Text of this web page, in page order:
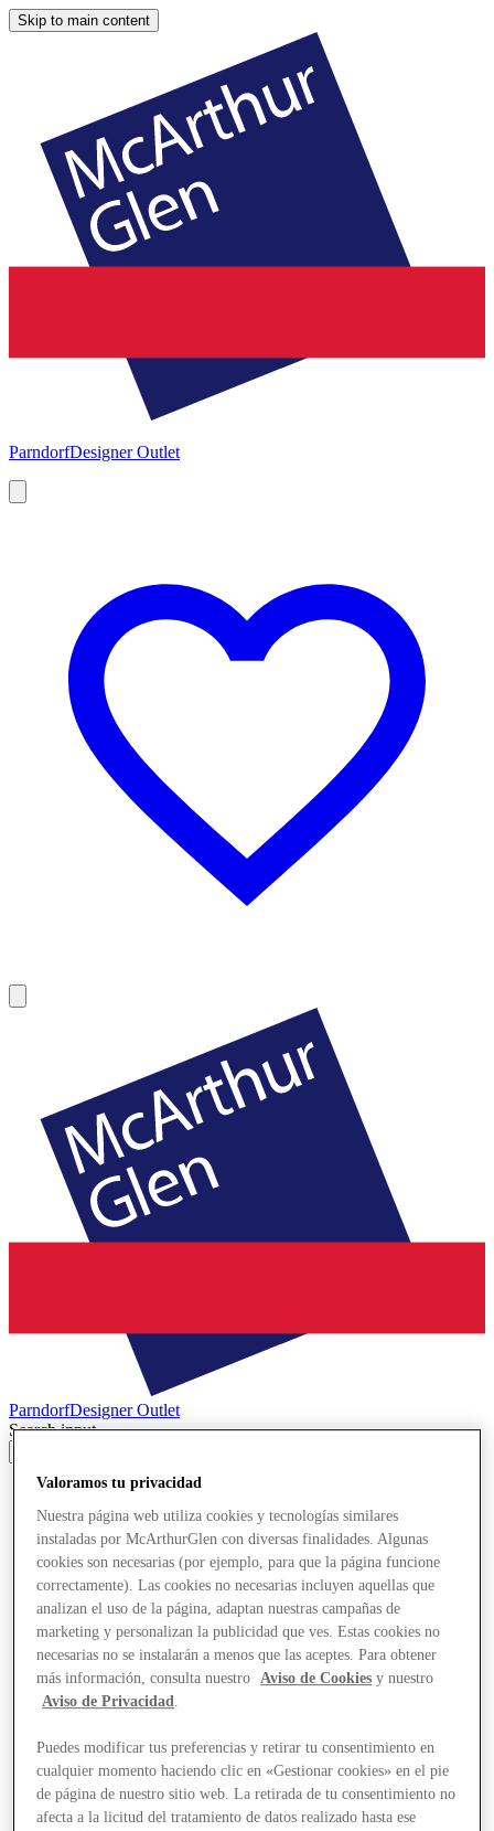
Skip to main content
ParndorfDesigner Outlet
ParndorfDesigner Outlet
Search input
Valoramos tu privacidad
Nuestra página web utiliza cookies y tecnologías similares
instaladas por McArthurGlen con diversas finalidades. Algunas
cookies son necesarias (por ejemplo, para que la página funcione
correctamente). Las cookies no necesarias incluyen aquellas que
analizan el uso de la página, adaptan nuestras campañas de
marketing y personalizan la publicidad que ves. Estas cookies no
necesarias no se instalarán a menos que las aceptes. Para obtener
más información, consulta nuestro
Aviso de Cookies y nuestro
Aviso de Privacidad.
Puedes modificar tus preferencias y retirar tu consentimiento en
cualquier momento haciendo clic en «Gestionar cookies» en el pie
de página de nuestro sitio web. La retirada de tu consentimiento no
afecta a la licitud del tratamiento de datos realizado hasta ese